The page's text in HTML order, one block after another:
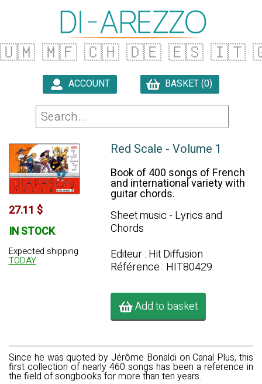
🇺🇲 🇲🇫 🇨🇭 🇩🇪 🇪🇸 🇮🇹
ACCOUNT BASKET (0)
27.11 $
IN STOCK
Expected shipping
TODAY
Red Scale - Volume 1
Book of 400 songs of French
and international variety with
guitar chords.
Sheet music - Lyrics and
Chords
Editeur : Hit Diffusion
Référence : HIT80429
Add to basket
Since he was quoted by Jérôme Bonaldi on Canal Plus, this
first collection of nearly 460 songs has been a reference in
the field of songbooks for more than ten years.